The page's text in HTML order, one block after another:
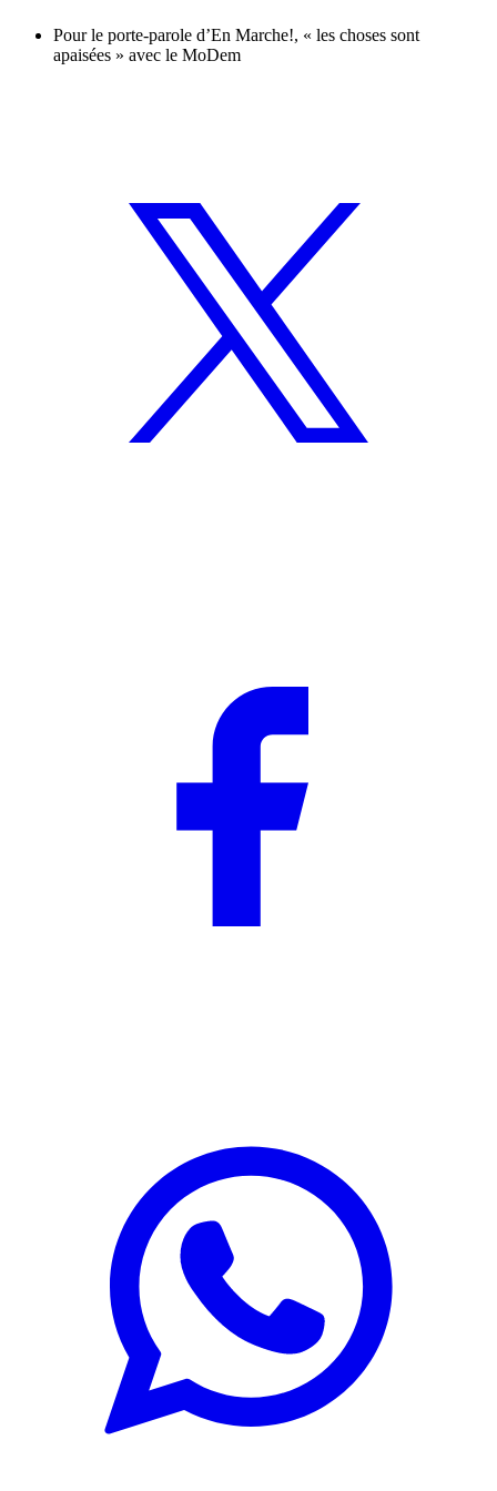
Pour le porte-parole d’En Marche!, « les choses sont
apaisées » avec le MoDem